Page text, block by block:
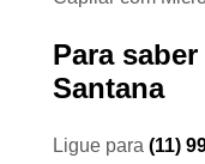
Para
Santana
Ligue para (11)